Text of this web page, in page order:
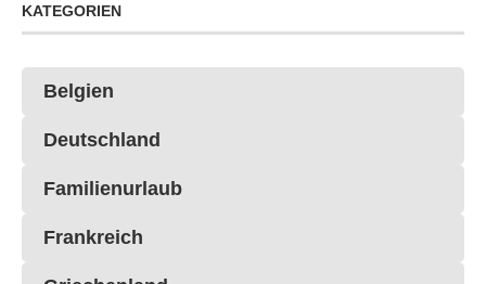
KATEGORIEN
Belgien
Deutschland
Familienurlaub
Frankreich